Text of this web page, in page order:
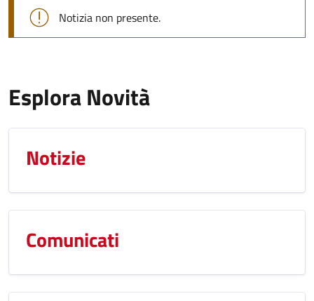
Notizia non presente.
Esplora Novità
Notizie
Comunicati